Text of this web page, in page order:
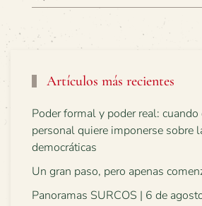
Artículos más recientes
Poder formal y poder real:
personal quiere imponerse sobre
democráticas
Un gran paso, pero apenas
Panoramas SURCOS | 6 de